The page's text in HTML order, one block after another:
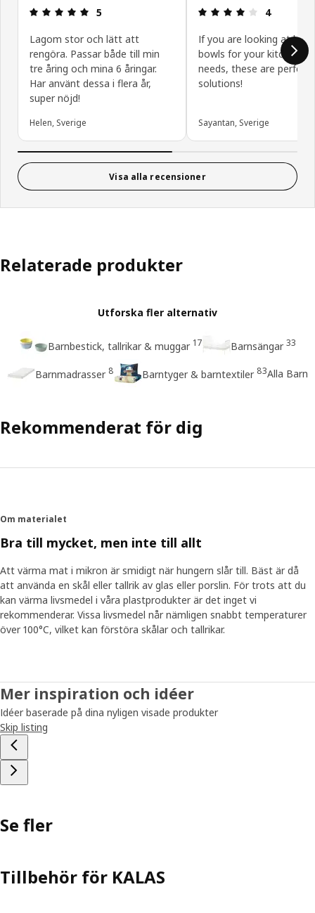
Recension: 5 / 5 stjärnor.
5
Lagom stor och lätt att
rengöra. Passar både till min
tre åring och mina 6 åringar.
Har använt dessa i flera år,
super nöjd!
Helen, Sverige
4
If you are looking at low
bowls for your kitchen
needs, these are perfect
solutions!
Sayantan, Sverige
Visa alla recensioner
Relaterade produkter
Utforska fler alternativ
Barnbestick, tallrikar & muggar 17 Barnsängar 33
Barnmadrasser 8 Barntyger & barntextiler 83Alla Barn
Rekommenderat för dig
Om materialet
Bra till mycket, men inte till allt
Att värma mat i mikron är smidigt när hungern slår till. Bäst är då
att använda en skål eller tallrik av glas eller porslin. För trots att du
kan värma livsmedel i våra plastprodukter är det inget vi
rekommenderar. Vissa livsmedel når nämligen snabbt temperaturer
över 100°C, vilket kan förstöra skålar och tallrikar.
Mer inspiration och idéer
Idéer baserade på dina nyligen visade produkter
Skip listing
Se fler
Tillbehör för KALAS